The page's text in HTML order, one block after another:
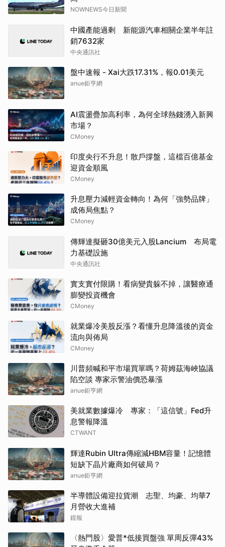
NOWNEWS今日新聞
中國產能過剩 新能源汽車相關企業半年註
銷7632家
中央通訊社
盤中速報 - Xai大跌17.31%，報0.01美元
anue鉅亨網
AI震盪疊加高利率，為何全球熱錢湧入新興
市場？
CMoney
印度央行不升息！散戶撐盤，這檔百億基金
迎資金順風
CMoney
升息壓力減輕資金轉向！為何「強勢品牌」
成佈局焦點？
CMoney
傳輝達擬砸30億美元入股Lancium 布局電
力基礎設施
中央通訊社
實支實付限購！看病變貴躲不掉，讓醫療通
膨變投資機會
CMoney
就業爆冷美股反漲？看懂升息降溫後的資金
流向與佈局
CMoney
川普頻喊和平市場買單嗎？荷姆茲海峽協議
陷空談 專家示警油價恐暴漲
anue鉅亨網
美就業數據爆冷 專家：「這信號」Fed升
息警報降溫
CTWANT
輝達Rubin Ultra傳縮減HBM容量！記憶體
短缺下晶片廠商如何破局？
anue鉅亨網
半導體設備迎拉貨潮 志聖、均豪、均華7
月營收大進補
鏡報
〈熱門股〉愛普*低接買盤強 單周反彈43%